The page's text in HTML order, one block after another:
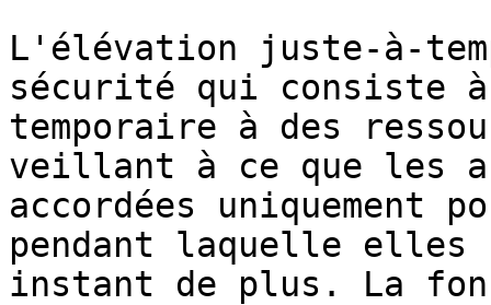
L'élévation juste-à-
sécurité qui consiste
temporaire à des
veillant à ce que les
accordées uniquement
pendant laquelle elles
instant de plus. La